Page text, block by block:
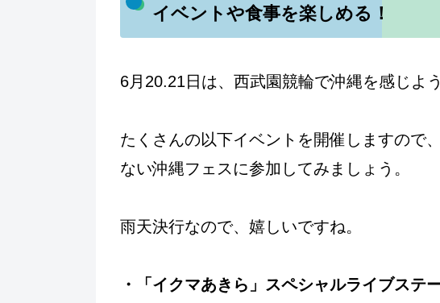
イベントや食事を楽しめる！
6月20.21日は、西武園競輪で沖縄を感じよう
たくさんの以下イベントを開催しますので
ない沖縄フェスに参加してみましょう。
雨天決行なので、嬉しいですね。
・「イクマあきら」スペシャルライブステ